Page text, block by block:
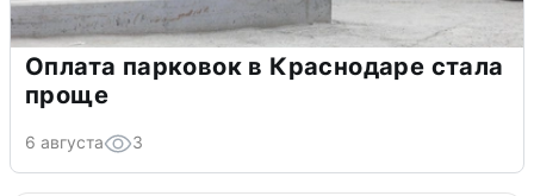
Оплата парковок в Краснодаре стала
проще
6 августа 3